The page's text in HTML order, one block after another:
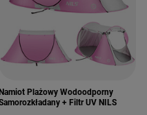
Namiot Plażowy Wodoodporny
+ Filtr UV NILS